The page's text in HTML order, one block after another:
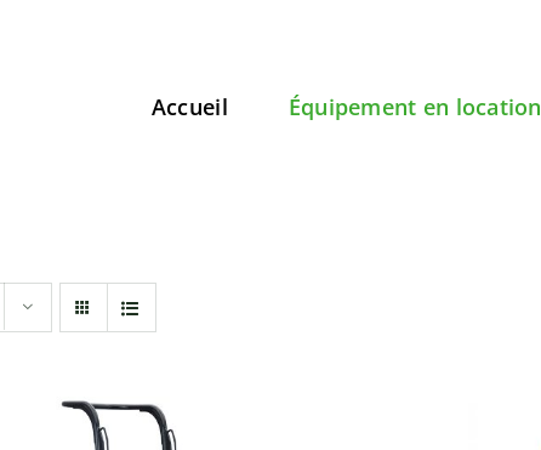
Accueil Équipement en location